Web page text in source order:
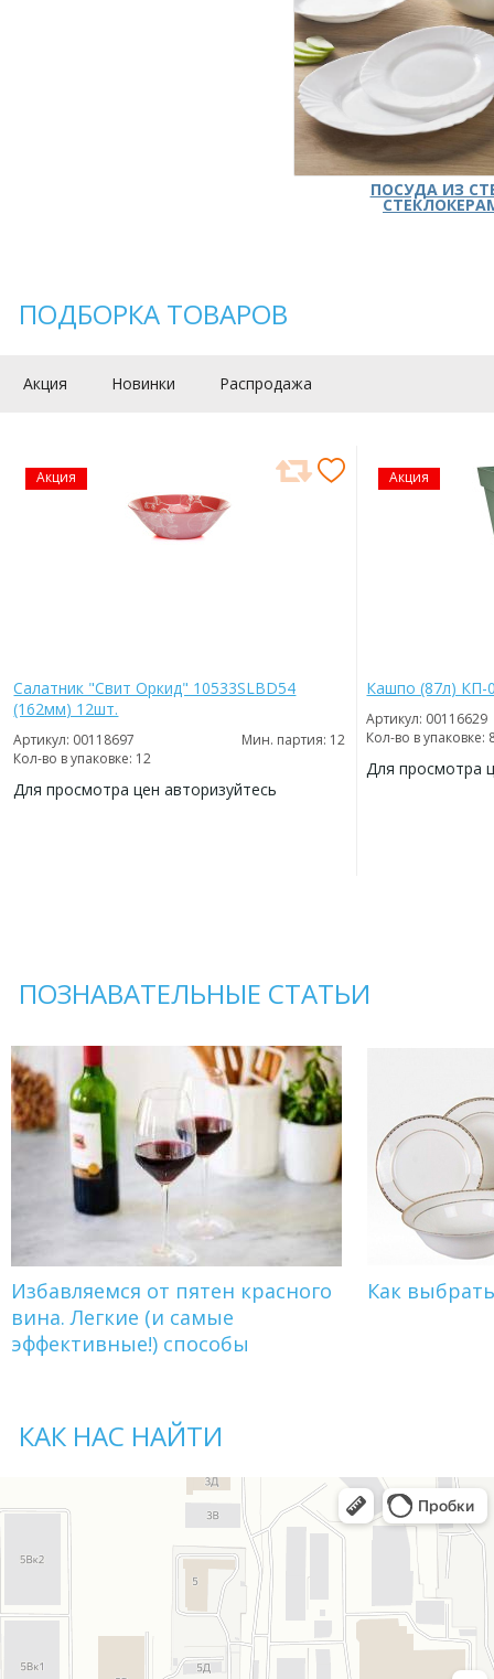
ПОСУДА ИЗ
ПОДБОРКА ТОВАРОВ
Акция Новинки Распродажа
Акция
Салатник "Свит Оркид" 10533SLBD54
(162мм) 12шт.
Артикул: 00118697
Мин. партия: 12
Кол-во в упаковке: 12
Для просмотра цен авторизуйтесь
Акция
Кашпо (87л) КП-
Артикул: 00116629
Кол-во в упаковке:
Для просмотра
ПОЗНАВАТЕЛЬНЫЕ СТАТЬИ
Избавляемся от пятен красного
вина. Легкие (и самые
эффективные!) способы
Как
КАК НАС НАЙТИ